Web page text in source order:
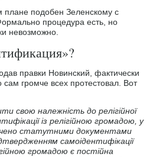
подобен Зеленскому с
процедура есть, но
невозможно.
правки Новинский, фактически
сам громче всех протестовал. Вот
свою належність до релігійної
із релігійною громадою, у
статутними документами
самоідентифікації
громадою є постійна